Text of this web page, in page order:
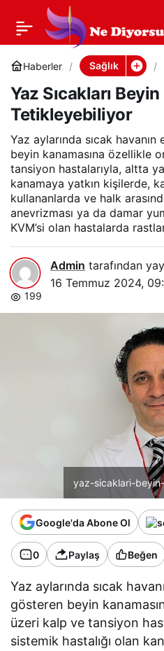
Haberler Sağlık
Yaz Sıcakları Beyin
Tetikleyebiliyor
Yaz aylarında sıcak
beyin kanamasına özellikle
tansiyon hastalarıyla, altta
kanamaya yatkın kişilerde,
kullananlarda ve halk
anevrizması ya da damar
KVM’si olan hastalarda
Admin tarafından
16 Temmuz 2024,
199
yaz-sicaklari-
Google'da Abone Ol
0 Paylaş Beğen
Yaz aylarında sıcak
gösteren beyin
üzeri kalp ve tansiyon
sistemik hastalığı olan
Yaz Sıcakları Beyin
Kanamasını
Tetikleyebiliyor